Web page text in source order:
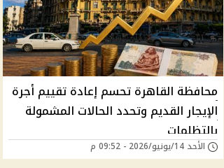
محافظة القاهرة تحسم إعادة تقييم أجرة
الإيجار القديم وتحدد الحالات المشمولة
بالتظلمات
الأحد 14/يونيو/2026 - 09:52 م